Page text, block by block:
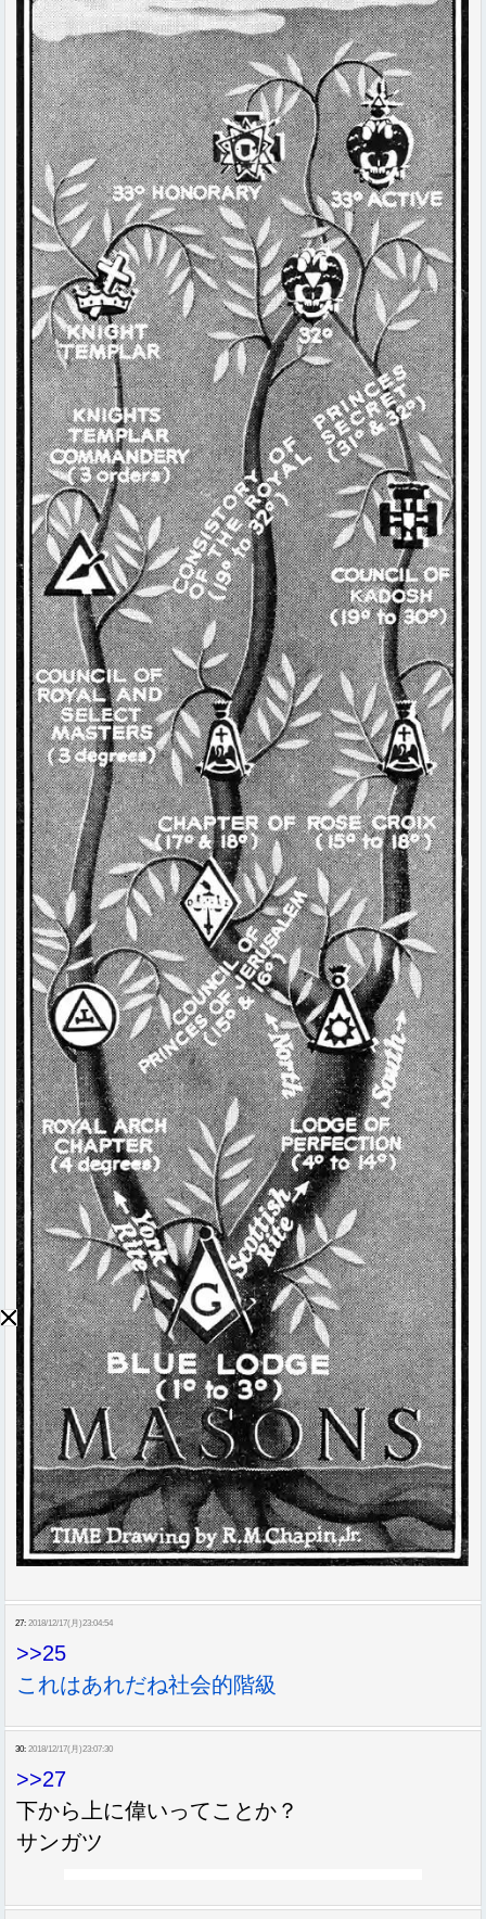
27: 2018/12/17(月)23:04:54
>>25
これはあれだね社会的階級
30: 2018/12/17(月)23:07:30
>>27
下から上に偉いってことか？
サンガツ
Sponsored Link